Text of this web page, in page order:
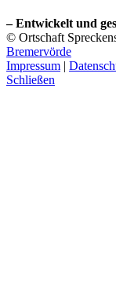
– Entwickelt und
© Ortschaft
Bremervörde
Impressum |
Schließen